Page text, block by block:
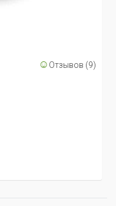
☺ Отзывов (9)